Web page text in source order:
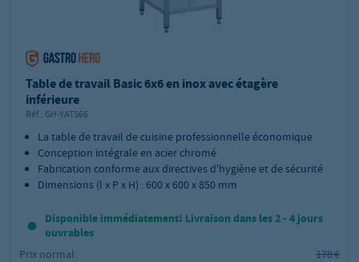
Table de travail Basic 6x6 en inox avec étagère
inférieure
Réf.: GH-YATS66
La table de travail de cuisine professionnelle économique
Conception intégrale en acier chromé
Fabrication conforme aux directives d'hygiène et de sécurité
Dimensions (l x P x H) : 600 x 600 x 850 mm
Disponible immédiatement! Livraison dans les 2 - 4 jours
ouvrables
Prix normal:
178 €